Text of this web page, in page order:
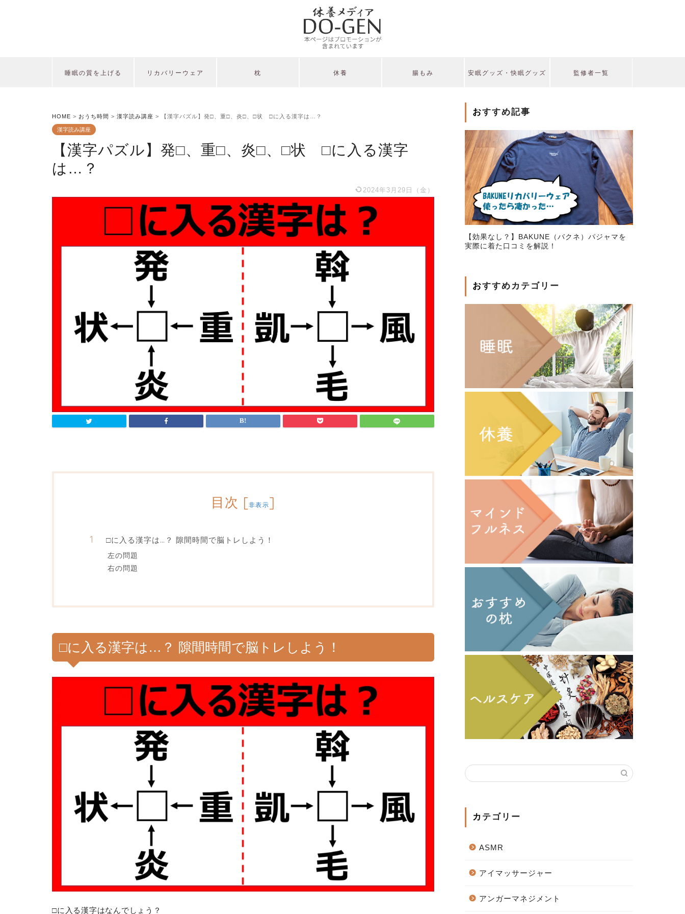
睡眠の質を上げる リカバリーウェア 枕 休養 腸もみ 安眠グッズ・快眠グッズ 監修者一覧
HOME > おうち時間 > 漢字読み講座 > 【漢字パズル】発□、重□、炎□、□状 □に入る漢字は…？
漢字読み講座
【漢字パズル】発□、重□、炎□、□状 □に入る漢字
は…？
2024年3月29日（金）
目次 [非表示]
□に入る漢字は…？ 隙間時間で脳トレしよう！
左の問題
右の問題
□に入る漢字は…？ 隙間時間で脳トレしよう！
□に入る漢字はなんでしょう？
おすすめ記事
【効果なし？】BAKUNE（バクネ）パジャマを
実際に着た口コミを解説！
おすすめカテゴリー
カテゴリー
ASMR
アイマッサージャー
アンガーマネジメント